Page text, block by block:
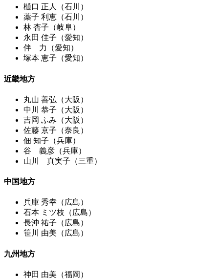
樋口 正人（石川）
薬子 利恵（石川）
林 杏子（岐阜）
永田 佳子（愛知）
伴 力（愛知）
塚本 恵子（愛知）
近畿地方
丸山 善弘（大阪）
中川 恭子（大阪）
吉岡 ふみ（大阪）
佐藤 京子（奈良）
佃 知子（兵庫）
谷 義彦（兵庫）
山川 真実子（三重）
中国地方
兵庫 秀幸（広島）
石本 ミツ枝（広島）
長沖 祐子（広島）
笹川 由美（広島）
九州地方
神田 由美（福岡）